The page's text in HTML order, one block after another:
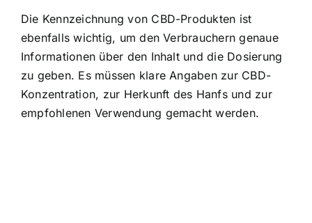
Die Kennzeichnung von CBD-Produkten ist
ebenfalls wichtig, um den Verbrauchern genaue
Informationen über den Inhalt und die Dosierung
zu geben. Es müssen klare Angaben zur CBD-
Konzentration, zur Herkunft des Hanfs und zur
empfohlenen Verwendung gemacht werden.